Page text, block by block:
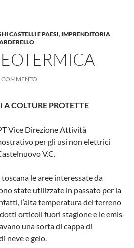
CASTELLI E PAESI, IMPRENDITORIA
COMMENTO
COLTURE PROTETTE
Vice Direzione Attività
per gli usi non elettrici
V.C.
le aree interessate da
state utilizzate in passato per la
l’alta tem­peratura del terreno
orticoli fuori stagione e le emis­
una sor­ta di cappa di
neve e gelo.